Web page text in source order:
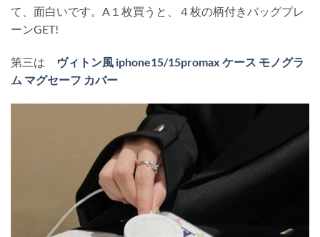
て、面白いです。A１枚買うと、４枚の柄付きバッグプレ
ーンGET!
第三は
ヴィトン風 iphone15/15promax ケース モノグラ
ム マグセーフ カバー